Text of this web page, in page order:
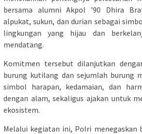
bersama alumni Akpol ’90 Dhira
alpukat, sukun, dan durian sebagai
lingkungan yang hijau dan
mendatang.
Komitmen tersebut dilanjutkan
burung kutilang dan sejumlah burung
simbol harapan, kedamaian, dan
dengan alam, sekaligus ajakan untuk
ekosistem.
Melalui kegiatan ini, Polri menegaskan